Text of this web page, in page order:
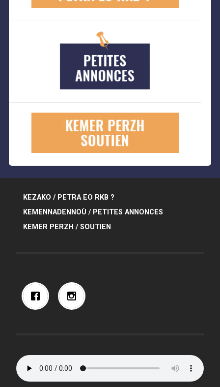
KEZAKO / PETRA EO RKB ?
KEMENNADENNOÙ / PETITES ANNONCES
KEMER PERZH / SOUTIEN